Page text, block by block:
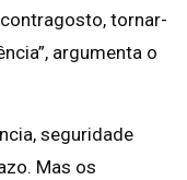
tornar-
argumenta o
seguridade
Mas os